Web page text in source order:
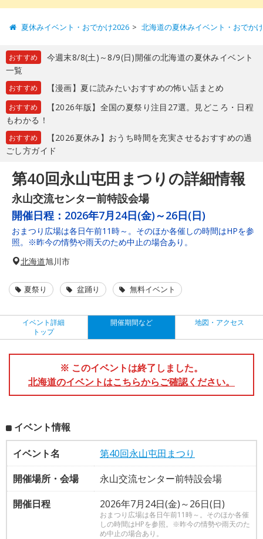
夏休みイベント・おでかけ2026 北海道の夏休みイベント・おでか
おすすめ
今週末8/8(土)～8/9(日)開催の北海道の夏休みイベント
一覧
おすすめ 【漫画】夏に読みたいおすすめの怖い話まとめ
おすすめ
【2026年版】全国の夏祭り注目27選。見どころ・日程
もわかる！
おすすめ
【2026夏休み】おうち時間を充実させるおすすめの過
ごし方ガイド
第40回永山屯田まつりの詳細情報
永山交流センター前特設会場
開催日程： 2026年7月24日(金)～26日(日)
おまつり広場は各日午前11時～。そのほか各催しの時間はHPを参
照。※昨今の情勢や雨天のため中止の場合あり。
北海道旭川市
夏祭り 盆踊り 無料イベント
イベント詳細
トップ
開催期間など 地図・アクセス
※ このイベントは終了しました。
北海道のイベントはこちらからご確認ください。
イベント情報
イベント名
第40回永山屯田まつり
開催場所・会場
永山交流センター前特設会場
開催日程
2026年7月24日(金)～26日(日)
おまつり広場は各日午前11時～。そのほか各催
しの時間はHPを参照。※昨今の情勢や雨天のた
め中止の場合あり。